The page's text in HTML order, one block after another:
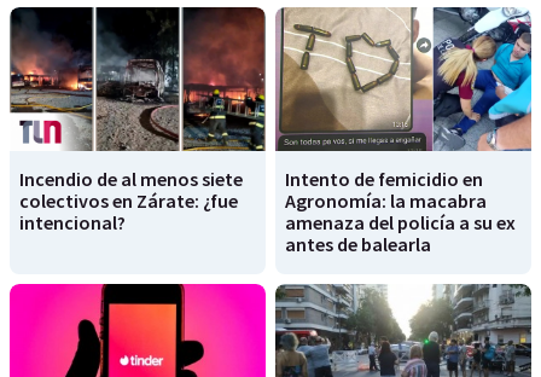
Incendio de al menos siete
colectivos en Zárate: ¿fue
intencional?
Intento de femicidio en
Agronomía: la macabra
amenaza del policía a su ex
antes de balearla